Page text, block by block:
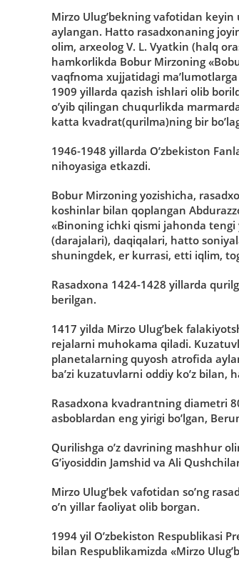
Mirzo Ulug’bekning vafotidan
aylangan. Hatto rasadxonaning
olim, arxeolog V. L. Vyatkin (halq
hamkorlikda Bobur Mirzoning
vaqfnoma xujjatidagi
1909 yillarda qazish ishlari olib
o’yib qilingan chuqurlikda
katta kvadrat(qurilma)ning bir
1946-1948 yillarda O’zbekiston
nihoyasiga etkazdi.
Bobur Mirzoning yozishicha,
koshinlar bilan qoplangan
«Binoning ichki qismi jahonda tengi
(darajalari), daqiqalari, hatto
shuningdek, er kurrasi, etti iqlim,
Rasadxona 1424-1428 yillarda
berilgan.
1417 yilda Mirzo Ulug’bek
rejalarni muhokama qiladi.
planetalarning quyosh atrofida
ba’zi kuzatuvlarni oddiy ko’z bilan,
Rasadxona kvadrantning diametri
asboblardan eng yirigi bo’lgan,
Qurilishga o’z davrining mashhur
G’iyosiddin Jamshid va Ali
Mirzo Ulug’bek vafotidan so’ng
o’n yillar faoliyat olib borgan.
1994 yil O’zbekiston Respublikasi
bilan Respublikamizda «Mirzo